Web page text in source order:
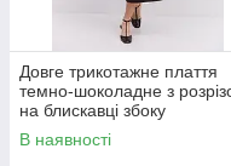
Довге трикотажне плаття
темно-шоколадне з
на блискавці збоку
В наявності